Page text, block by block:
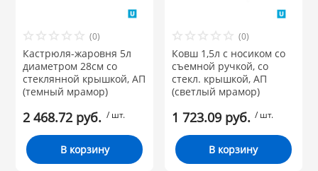
(0)
Кастрюля-жаровня 5л
диаметром 28см со
стеклянной крышкой, АП
(темный мрамор)
2 468.72 руб. / шт.
В корзину
(0)
Ковш 1,5л с носиком со
съемной ручкой, со
стекл. крышкой, АП
(светлый мрамор)
1 723.09 руб. / шт.
В корзину